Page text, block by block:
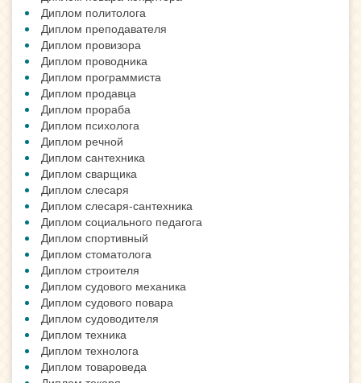
Диплом политолога
Диплом преподавателя
Диплом провизора
Диплом проводника
Диплом программиста
Диплом продавца
Диплом прораба
Диплом психолога
Диплом речной
Диплом сантехника
Диплом сварщика
Диплом слесаря
Диплом слесаря-сантехника
Диплом социального педагога
Диплом спортивный
Диплом стоматолога
Диплом строителя
Диплом судового механика
Диплом судового повара
Диплом судоводителя
Диплом техника
Диплом технолога
Диплом товароведа